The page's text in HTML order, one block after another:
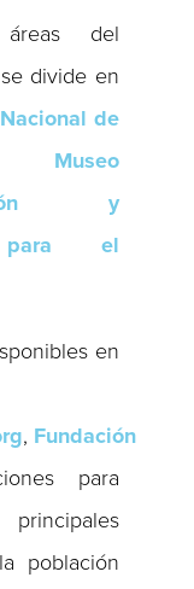
del
divide en
de
Museo
y
para el
en
, Fundación
para
población